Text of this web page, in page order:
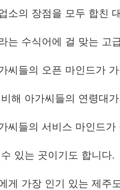
소의 장점을 모두 합친
는 수식어에 걸 맞는 고
씨들의 오픈 마인드가
해 아가씨들의 연령대
씨들의 서비스 마인드
있는 곳이기도 합니다.
게 가장 인기 있는 제주